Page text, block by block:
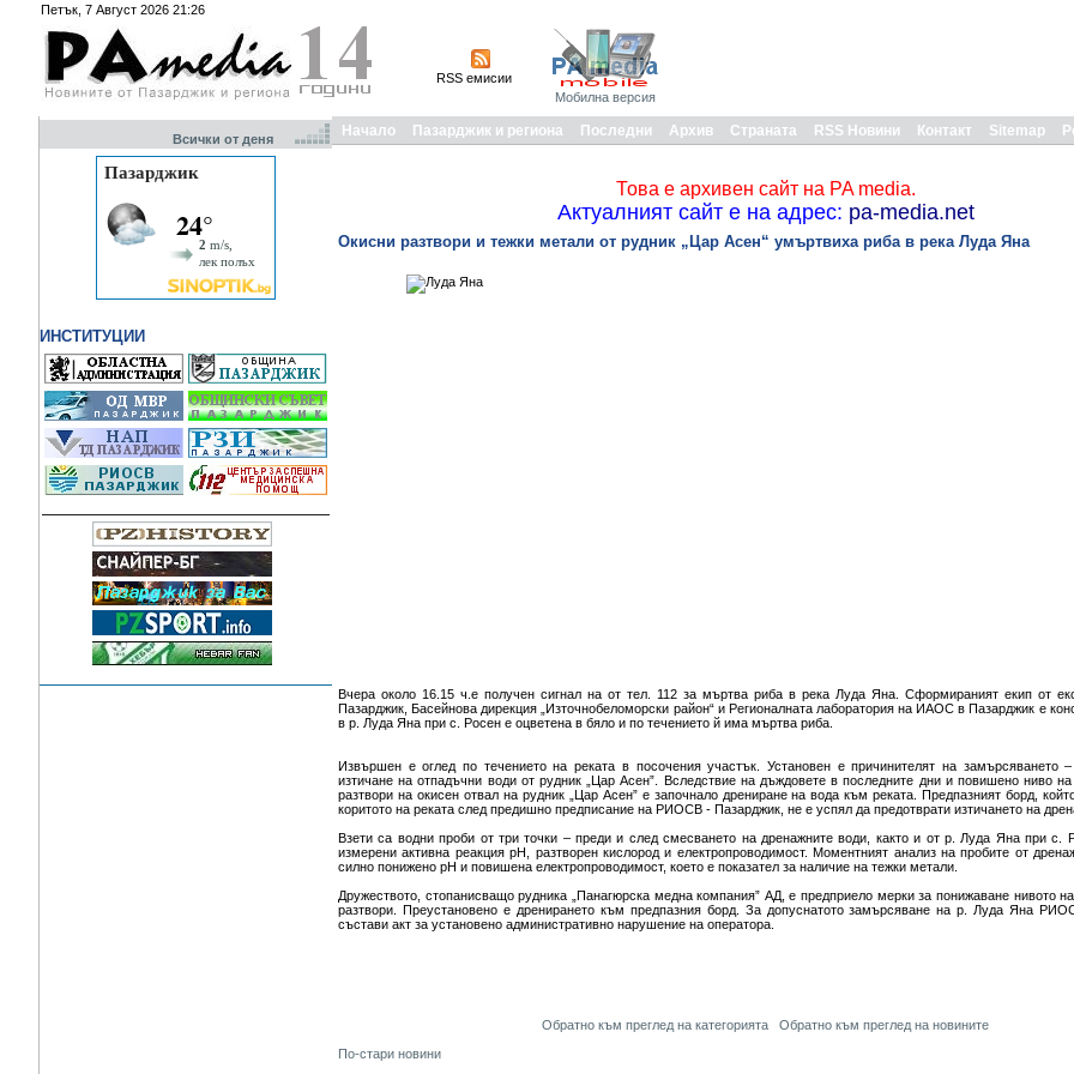
Петък, 7 Август 2026 21:26
RSS емисии
Мобилна версия
Всички от деня
ИНСТИТУЦИИ
Начало Пазарджик и региона Последни Архив Страната RSS Новини Контакт Sitemap
Това е архивен сайт на PA media.
Актуалният сайт е на адрес: pa-media.net
Окисни разтвори и тежки метали от рудник „Цар Асен“ умъртвиха риба в река Луда Яна
Вчера около 16.15 ч.е получен сигнал на от тел. 112 за мъртва риба в река Луда Яна. Сформираният екип от
Пазарджик, Басейнова дирекция „Източнобеломорски район“ и Регионалната лаборатория на ИАОС в Пазарджик е
в р. Луда Яна при с. Росен е оцветена в бяло и по течението й има мъртва риба.
Извършен е оглед по течението на реката в посочения участък. Установен е причинителят на замърсяването –
изтичане на отпадъчни води от рудник „Цар Асен”. Вследствие на дъждовете в последните дни и повишено ниво
разтвори на окисен отвал на рудник „Цар Асен” е започнало дрениране на вода към реката. Предпазният борд,
коритото на реката след предишно предписание на РИОСВ - Пазарджик, не е успял да предотврати изтичането на
Взети са водни проби от три точки – преди и след смесването на дренажните води, както и от р. Луда Яна при с.
измерени активна реакция pH, разтворен кислород и електропроводимост. Моментният анализ на пробите от
силно понижено рН и повишена електропроводимост, което е показател за наличие на тежки метали.
Дружеството, стопанисващо рудника „Панагюрска медна компания” АД, е предприело мерки за понижаване нивото
разтвори. Преустановено е дренирането към предпазния борд. За допуснатото замърсяване на р. Луда Яна
състави акт за установено административно нарушение на оператора.
Обратно към преглед на категорията
Обратно към преглед на новините
По-стари новини